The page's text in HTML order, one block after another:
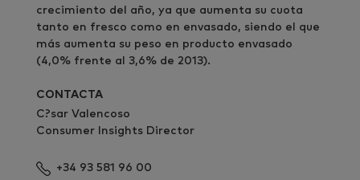
crecimiento del año, ya que aumenta su cuota
tanto en fresco como en envasado, siendo el que
más aumenta su peso en producto envasado
(4,0% frente al 3,6% de 2013).
CONTACTA
C?sar Valencoso
Consumer Insights Director
+34 93 581 96 00